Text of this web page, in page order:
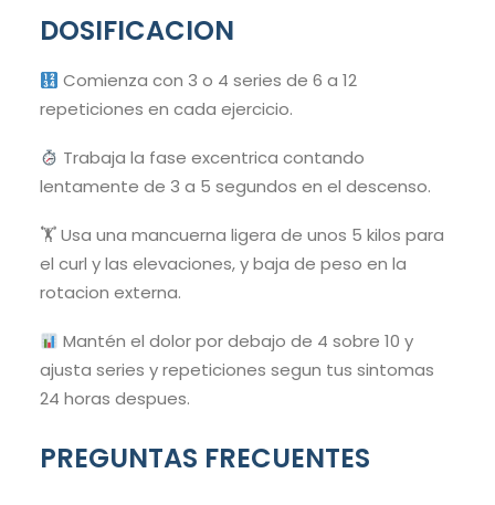
DOSIFICACION
Comienza con 3 o 4 series de 6 a 12
repeticiones en cada ejercicio.
Trabaja la fase excentrica contando
lentamente de 3 a 5 segundos en el descenso.
🏋️ Usa una mancuerna ligera de unos 5 kilos para
el curl y las elevaciones, y baja de peso en la
rotacion externa.
Mantén el dolor por debajo de 4 sobre 10 y
ajusta series y repeticiones segun tus sintomas
24 horas despues.
PREGUNTAS FRECUENTES